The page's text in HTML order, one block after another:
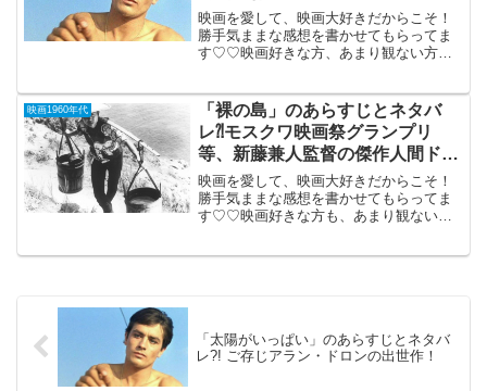
映画を愛して、映画大好きだからこそ！
勝手気ままな感想を書かせてもらってま
す♡♡映画好きな方、あまり観ない方
20日公開（118分）ご存じアラン・ドロン
の出...
映画1960年代
「裸の島」のあらすじとネタバ
レ⁈モスクワ映画祭グランプリ
等、新藤兼人監督の傑作人間ドラ
マ。
映画を愛して、映画大好きだからこそ！
勝手気ままな感想を書かせてもらってま
す♡♡映画好きな方も、あまり観ない方
「太陽がいっぱい」のあらすじとネタバ
レ?! ご存じアラン・ドロンの出世作！